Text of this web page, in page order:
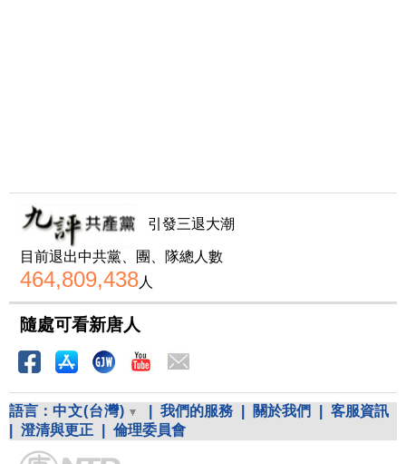
引發三退大潮
目前退出中共黨、團、隊總人數
464,809,438人
隨處可看新唐人
語言： 中文(台灣) 我們的服務 關於我們
客服資訊
澄清與更正 倫理委員會